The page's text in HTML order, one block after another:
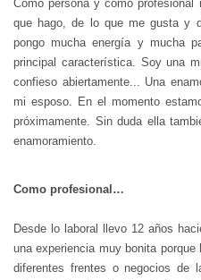
Como persona y como
que hago, de lo que me gusta y
pongo mucha energía y mucha
principal característica. Soy una
confieso abiertamente... Una
mi esposo. En el momento
próximamente. Sin duda ella
enamoramiento.
Como profesional…
Desde lo laboral llevo 12 años
una experiencia muy bonita
diferentes frentes o negocios de